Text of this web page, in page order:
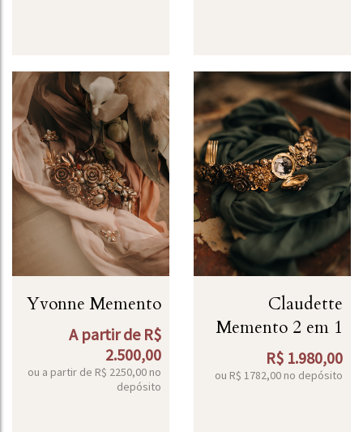
Yvonne Memento
A partir de R$
2.500,00
ou a partir de R$ 2250,00 no
depósito
Claudette
Memento 2 em 1
R$ 1.980,00
ou R$ 1782,00 no depósito